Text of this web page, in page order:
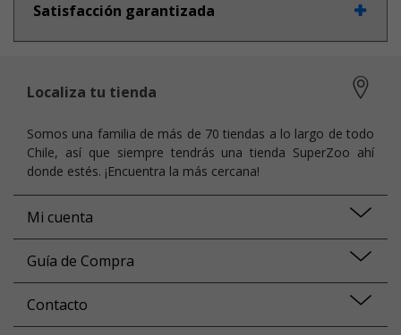
Satisfacción garantizada
Localiza tu tienda
Somos una familia de más de 70 tiendas a lo largo de todo
Chile, así que siempre tendrás una tienda SuperZoo ahí
donde estés. ¡Encuentra la más cercana!
Mi cuenta
Guía de Compra
Contacto